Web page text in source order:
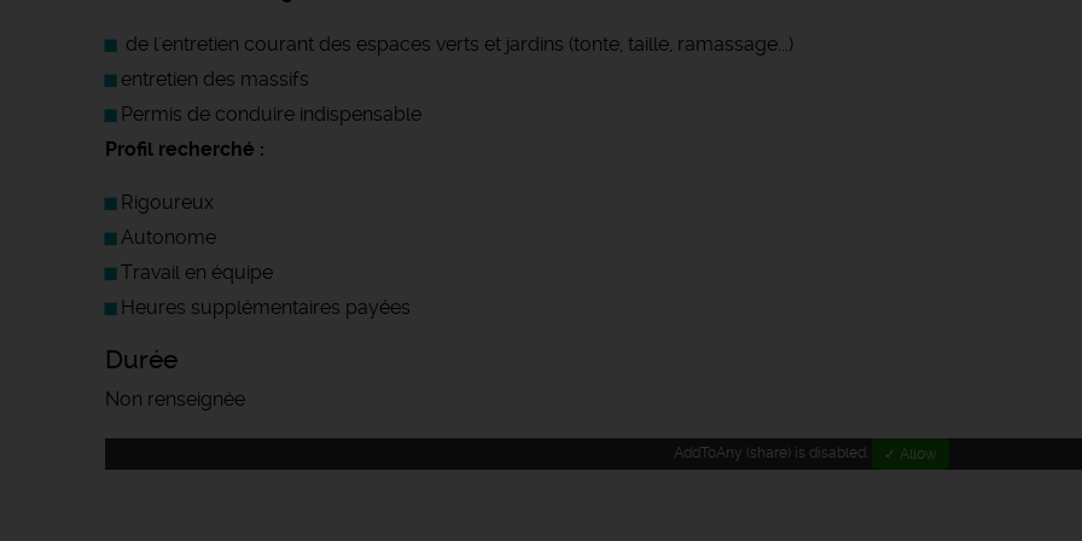
de l'entretien courant des espaces verts et jardins (tonte, taille, ramassage...)
entretien des massifs
Permis de conduire indispensable
Profil recherché :
Rigoureux
Autonome
Travail en équipe
Heures supplémentaires payées
Durée
Non renseignée
AddToAny (share) is disabled. ✓ Allow